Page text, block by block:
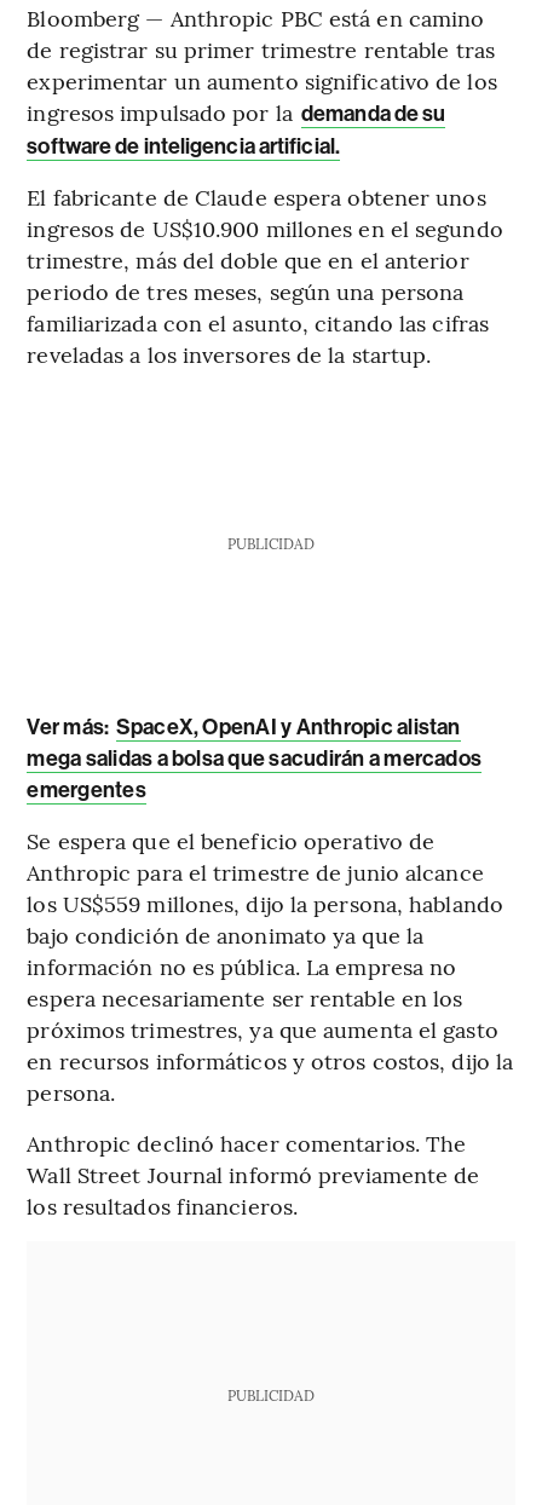
Bloomberg — Anthropic PBC está en camino
de registrar su primer trimestre rentable tras
experimentar un aumento significativo de los
ingresos impulsado por la demanda de su
software de inteligencia artificial.
El fabricante de Claude espera obtener unos
ingresos de US$10.900 millones en el segundo
trimestre, más del doble que en el anterior
periodo de tres meses, según una persona
familiarizada con el asunto, citando las cifras
reveladas a los inversores de la startup.
PUBLICIDAD
Ver más: SpaceX, OpenAI y Anthropic alistan
mega salidas a bolsa que sacudirán a mercados
emergentes
Se espera que el beneficio operativo de
Anthropic para el trimestre de junio alcance
los US$559 millones, dijo la persona, hablando
bajo condición de anonimato ya que la
información no es pública. La empresa no
espera necesariamente ser rentable en los
próximos trimestres, ya que aumenta el gasto
en recursos informáticos y otros costos, dijo la
persona.
Anthropic declinó hacer comentarios. The
Wall Street Journal informó previamente de
los resultados financieros.
PUBLICIDAD